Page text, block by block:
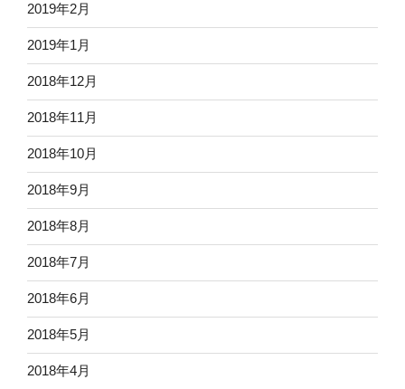
2019年2月
2019年1月
2018年12月
2018年11月
2018年10月
2018年9月
2018年8月
2018年7月
2018年6月
2018年5月
2018年4月